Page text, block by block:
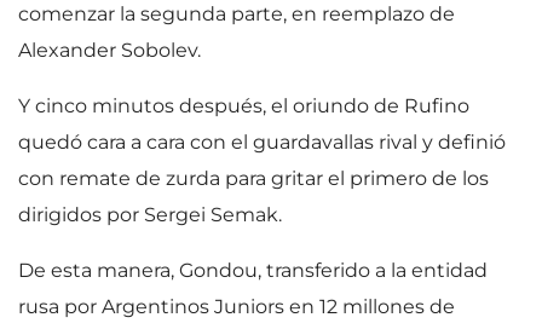
comenzar la segunda parte, en reemplazo de
Alexander Sobolev.
Y cinco minutos después, el oriundo de Rufino
quedó cara a cara con el guardavallas rival y definió
con remate de zurda para gritar el primero de los
dirigidos por Sergei Semak.
De esta manera, Gondou, transferido a la entidad
rusa por Argentinos Juniors en 12 millones de